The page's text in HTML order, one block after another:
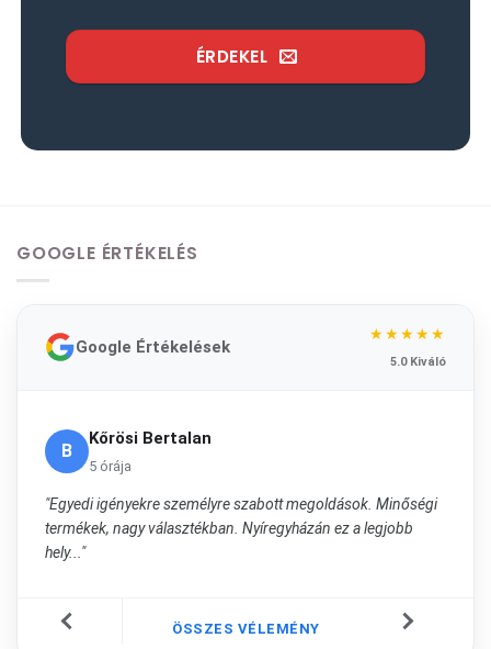
ÉRDEKEL
GOOGLE ÉRTÉKELÉS
Google Értékelések
★★★★★
5.0 Kiváló
B
Kőrösi Bertalan
5 órája
"Egyedi igényekre személyre szabott megoldások. Minőségi
termékek, nagy választékban. Nyíregyházán ez a legjobb
hely..."
ÖSSZES VÉLEMÉNY